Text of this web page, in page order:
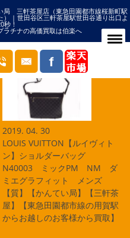
三軒茶屋店（東急田園都市線桜新町駅
| 世田谷区三軒茶屋駅世田谷通り出口よ
秒！
ラチナの高価買取は伯楽へ
2019. 04. 30
LOUIS VUITTON【ルイヴィト
ン】ショルダーバッグ
N40003 ミックPM NM ダ
ミエグラフィット メンズ
【質】【かんてい局】【三軒茶
屋】【東急田園都市線の用賀駅
からお越しのお客様から買取】